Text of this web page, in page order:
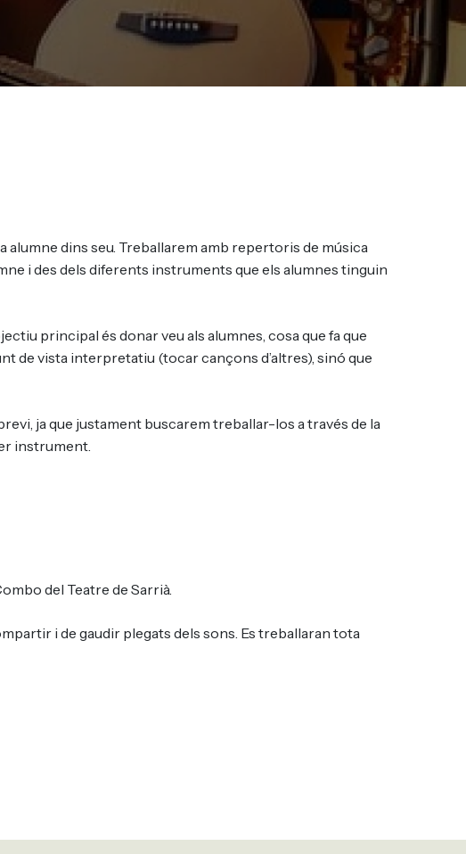
dins seu. Treballarem amb repertoris de música
i des dels diferents instruments que els alumnes tinguin
principal és donar veu als alumnes, cosa que fa que
de vista interpretatiu (tocar cançons d’altres), sinó que
ja que justament buscarem treballar-los a través de la
instrument.
del Teatre de Sarrià.
i de gaudir plegats dels sons. Es treballaran tota